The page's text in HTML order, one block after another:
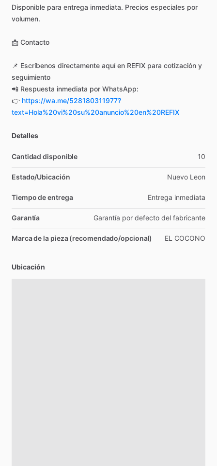
Disponible para entrega inmediata. Precios especiales por
volumen.
📩 Contacto
📌 Escríbenos directamente aquí en REFIX para cotización y
seguimiento
📲 Respuesta inmediata por WhatsApp:
👉 https://wa.me/528180311977?
text=Hola%20vi%20su%20anuncio%20en%20REFIX
Detalles
Cantidad disponible 10
Estado/Ubicación Nuevo Leon
Tiempo de entrega Entrega inmediata
Garantía Garantía por defecto del fabricante
Marca de la pieza (recomendado/opcional) EL COCONO
Ubicación